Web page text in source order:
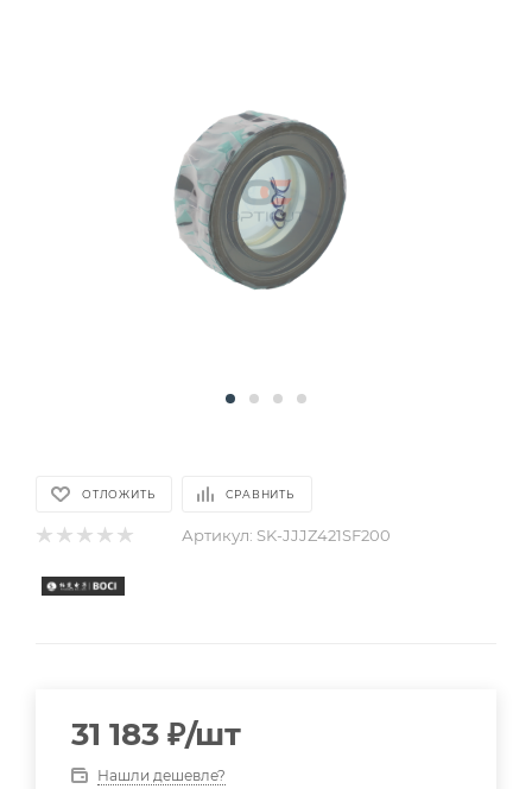
ОТЛОЖИТЬ СРАВНИТЬ
Артикул: SK-JJJZ421SF200
31 183 ₽/шт
Нашли дешевле?